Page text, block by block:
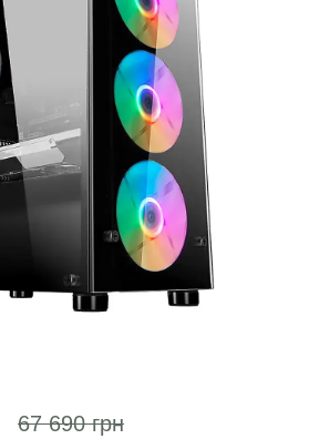
67 690 грн